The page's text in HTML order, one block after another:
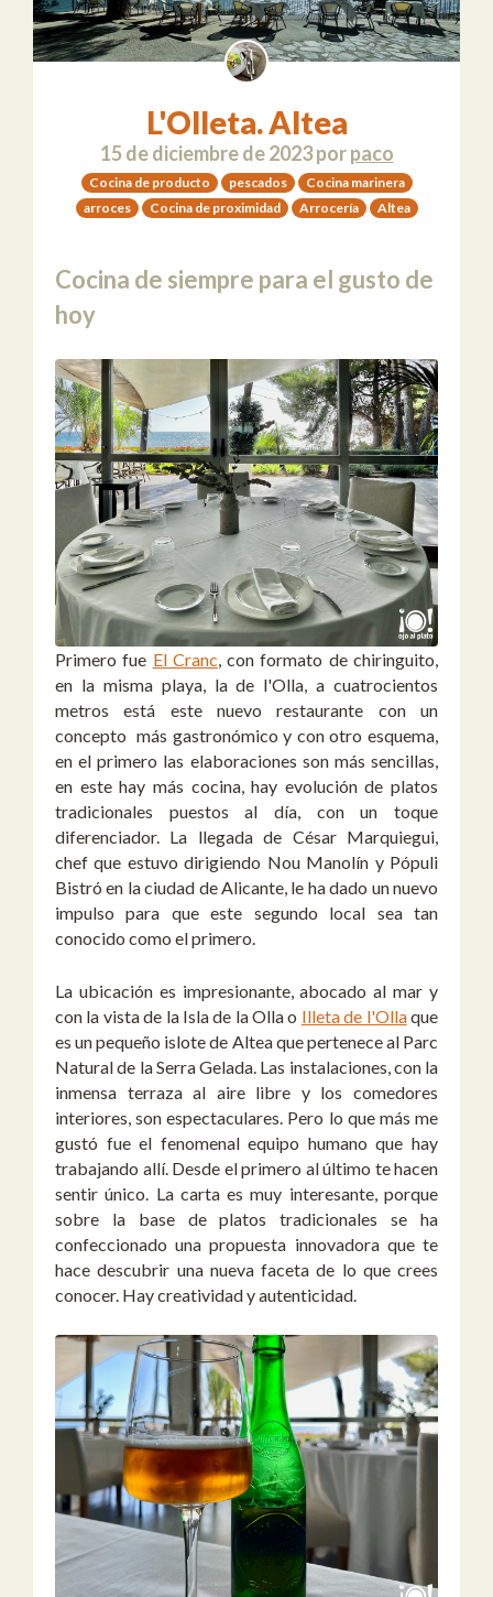
L'Olleta. Altea
15 de diciembre de 2023porpaco
Cocina de producto pescados
Cocina marinera
arroces
Cocina de proximidad Arrocería Altea
Cocina de siempre para el gusto de
hoy
Primero fue El Cranc, con formato de chiringuito,
en la misma playa, la de l'Olla, a cuatrocientos
metros está este nuevo restaurante con un
concepto más gastronómico y con otro esquema,
en el primero las elaboraciones son más sencillas,
en este hay más cocina, hay evolución de platos
tradicionales puestos al día, con un toque
diferenciador. La llegada de César Marquiegui,
chef que estuvo dirigiendo Nou Manolín y Pópuli
Bistró en la ciudad de Alicante, le ha dado un nuevo
impulso para que este segundo local sea tan
conocido como el primero.
La ubicación es impresionante, abocado al mar y
con la vista de la Isla de la Olla o Illeta de l'Ollaque
es un pequeño islote de Altea que pertenece al Parc
Natural de la Serra Gelada. Las instalaciones, con la
inmensa terraza al aire libre y los comedores
interiores, son espectaculares. Pero lo que más me
gustó fue el fenomenal equipo humano que hay
trabajando allí. Desde el primero al último te hacen
sentir único. La carta es muy interesante, porque
sobre la base de platos tradicionales se ha
confeccionado una propuesta innovadora que te
hace descubrir una nueva faceta de lo que crees
conocer. Hay creatividad y autenticidad.